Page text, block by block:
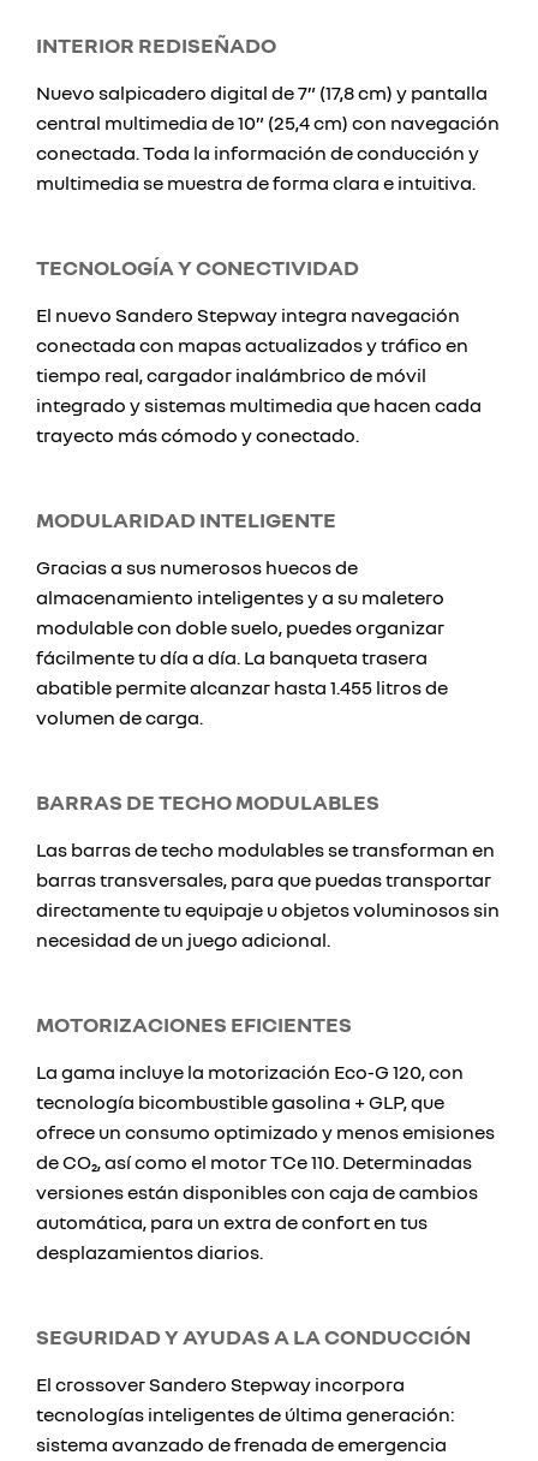
INTERIOR REDISEÑADO
Nuevo salpicadero digital de 7” (17,8 cm) y pantalla
central multimedia de 10” (25,4 cm) con navegación
conectada. Toda la información de conducción y
multimedia se muestra de forma clara e intuitiva.
TECNOLOGÍA Y CONECTIVIDAD
El nuevo Sandero Stepway integra navegación
conectada con mapas actualizados y tráfico en
tiempo real, cargador inalámbrico de móvil
integrado y sistemas multimedia que hacen cada
trayecto más cómodo y conectado.
MODULARIDAD INTELIGENTE
Gracias a sus numerosos huecos de
almacenamiento inteligentes y a su maletero
modulable con doble suelo, puedes organizar
fácilmente tu día a día. La banqueta trasera
abatible permite alcanzar hasta 1.455 litros de
volumen de carga.
BARRAS DE TECHO MODULABLES
Las barras de techo modulables se transforman en
barras transversales, para que puedas transportar
directamente tu equipaje u objetos voluminosos sin
necesidad de un juego adicional.
MOTORIZACIONES EFICIENTES
La gama incluye la motorización Eco-G 120, con
tecnología bicombustible gasolina + GLP, que
ofrece un consumo optimizado y menos emisiones
de CO₂, así como el motor TCe 110. Determinadas
versiones están disponibles con caja de cambios
automática, para un extra de confort en tus
desplazamientos diarios.
SEGURIDAD Y AYUDAS A LA CONDUCCIÓN
El crossover Sandero Stepway incorpora
tecnologías inteligentes de última generación:
sistema avanzado de frenada de emergencia